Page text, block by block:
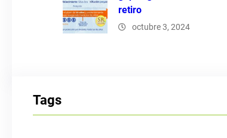
retiro
octubre 3, 2024
Tags